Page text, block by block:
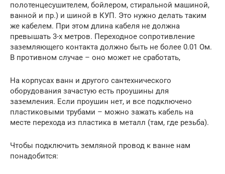
полотенцесушителем, бойлером, стиральной машиной,
ванной и пр.) и шиной в КУП. Это нужно делать таким
же кабелем. При этом длина кабеля не должна
превышать 3-х метров. Переходное сопротивление
заземляющего контакта должно быть не более 0.01 Ом.
В противном случае – оно может не сработать,
На корпусах ванн и другого сантехнического
оборудования зачастую есть проушины для
заземления. Если проушин нет, и все подключено
пластиковыми трубами – можно зажать кабель на
месте перехода из пластика в металл (там, где резьба).
Чтобы подключить земляной провод к ванне нам
понадобится: